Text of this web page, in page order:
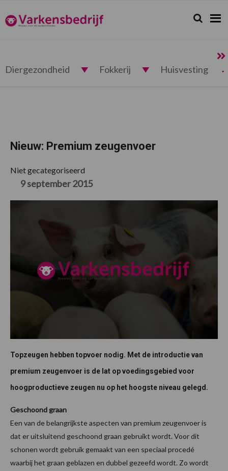
de
hoofdnavigatie
de
hoofd
de
eerste
de
voettekst
Varkensbedrijf.nl Zoeken...
Zoek
Diergezondheid Fokkerij Huisvesting
Nieuw: Premium zeugenvoer
Niet gecategoriseerd
9 september 2015
Topzeugen hebben topvoer nodig. Met de introductie van
premium zeugenvoer is de lat op voedingsgebied voor
hoogproductieve zeugen nu op het hoogste niveau gelegd.
Geschoond graan
Een van de belangrijkste aspecten van premium zeugenvoer is
dat er uitsluitend geschoond graan gebruikt wordt. Voor dit
schonen wordt gebruik gemaakt van een speciaal procedé
waarbij het graan geblazen en dubbel gezeefd wordt. Zo wordt